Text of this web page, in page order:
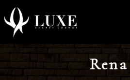
Rena